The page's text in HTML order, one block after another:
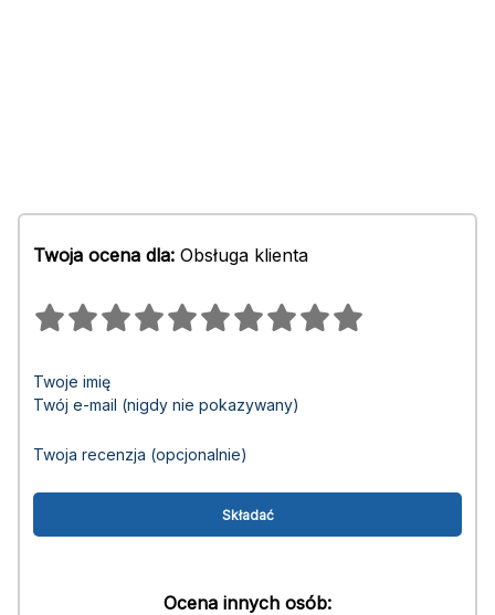
Twoja ocena dla: Obsługa klienta
Twoje imię
Twój e-mail (nigdy nie pokazywany)
Twoja recenzja (opcjonalnie)
Ocena innych osób: